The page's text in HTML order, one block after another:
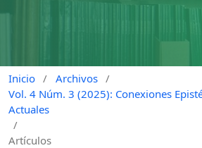
Inicio / Archivos /
Vol. 4 Núm. 3 (2025): Conexiones
Actuales
/
Artículos